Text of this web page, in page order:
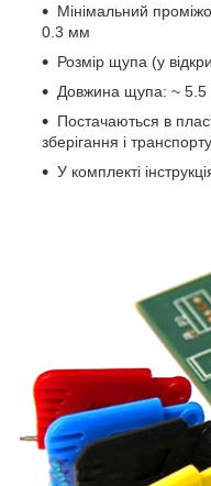
Мінімальний
0.3 мм
Розмір щупа (у
Довжина щупа: ~ 5.5
Постачаються в
зберігання і
У комплекті